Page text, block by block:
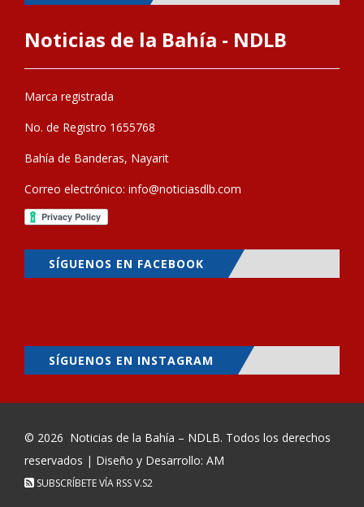
Noticias de la Bahía - NDLB
Marca registrada
No. de Registro 1655768
Bahía de Banderas, Nayarit
Correo electrónico: info@noticiasdlb.com
SÍGUENOS EN FACEBOOK
SÍGUENOS EN INSTAGRAM
© 2026 Noticias de la Bahía – NDLB. Todos los derechos
reservados | Diseño y Desarrollo: AM
SUBSCRÍBETE VÍA RSSV.S2